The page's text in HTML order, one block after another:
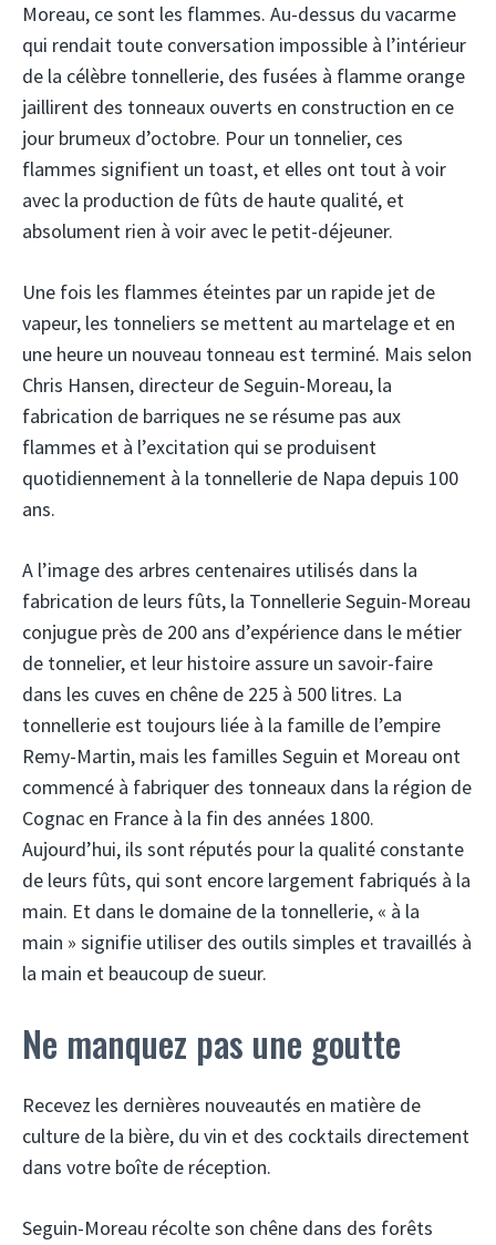
Moreau, ce sont les flammes. Au-dessus du vacarme
qui rendait toute conversation impossible à l’intérieur
de la célèbre tonnellerie, des fusées à flamme orange
jaillirent des tonneaux ouverts en construction en ce
jour brumeux d’octobre. Pour un tonnelier, ces
flammes signifient un toast, et elles ont tout à voir
avec la production de fûts de haute qualité, et
absolument rien à voir avec le petit-déjeuner.
Une fois les flammes éteintes par un rapide jet de
vapeur, les tonneliers se mettent au martelage et en
une heure un nouveau tonneau est terminé. Mais selon
Chris Hansen, directeur de Seguin-Moreau, la
fabrication de barriques ne se résume pas aux
flammes et à l’excitation qui se produisent
quotidiennement à la tonnellerie de Napa depuis 100
ans.
A l’image des arbres centenaires utilisés dans la
fabrication de leurs fûts, la Tonnellerie Seguin-Moreau
conjugue près de 200 ans d’expérience dans le métier
de tonnelier, et leur histoire assure un savoir-faire
dans les cuves en chêne de 225 à 500 litres. La
tonnellerie est toujours liée à la famille de l’empire
Remy-Martin, mais les familles Seguin et Moreau ont
commencé à fabriquer des tonneaux dans la région de
Cognac en France à la fin des années 1800.
Aujourd’hui, ils sont réputés pour la qualité constante
de leurs fûts, qui sont encore largement fabriqués à la
main. Et dans le domaine de la tonnellerie, « à la
main » signifie utiliser des outils simples et travaillés à
la main et beaucoup de sueur.
Ne manquez pas une goutte
Recevez les dernières nouveautés en matière de
culture de la bière, du vin et des cocktails directement
dans votre boîte de réception.
Seguin-Moreau récolte son chêne dans des forêts